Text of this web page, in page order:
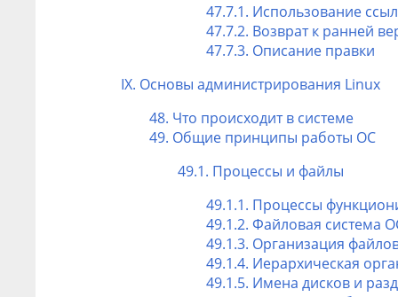
47.7.1. Использование
47.7.2. Возврат к ранней
47.7.3. Описание правки
IX. Основы администрирования Linux
48. Что происходит в системе
49. Общие принципы работы ОС
49.1. Процессы и файлы
49.1.1. Процессы
49.1.2. Файловая система
49.1.3. Организация
49.1.4. Иерархическая
49.1.5. Имена дисков и